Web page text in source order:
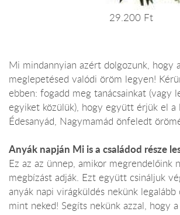
29.200 Ft
Mi mindannyian azért dolgozunk, hogy
meglepetésed valódi öröm legyen!
ebben: fogadd meg tanácsainkat (vagy
egyiket közülük), hogy együtt érjük el a
Édesanyád, Nagymamád önfeledt
Anyák napján Mi is a családod része
Ez az az ünnep, amikor megrendelőink
megbízást adják. Ezt együtt csináljuk
anyák napi virágküldés nekünk
mint neked! Segíts nekünk azzal, hogy